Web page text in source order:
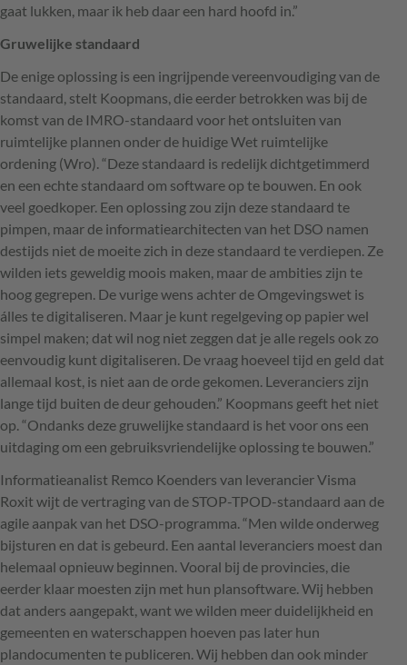
gaat lukken, maar ik heb daar een hard hoofd in.”
Gruwelijke standaard
De enige oplossing is een ingrijpende vereenvoudiging van de
standaard, stelt Koopmans, die eerder betrokken was bij de
komst van de IMRO-standaard voor het ontsluiten van
ruimtelijke plannen onder de huidige Wet ruimtelijke
ordening (Wro). “Deze standaard is redelijk dichtgetimmerd
en een echte standaard om software op te bouwen. En ook
veel goedkoper. Een oplossing zou zijn deze standaard te
pimpen, maar de informatiearchitecten van het DSO namen
destijds niet de moeite zich in deze standaard te verdiepen. Ze
wilden iets geweldig moois maken, maar de ambities zijn te
hoog gegrepen. De vurige wens achter de Omgevingswet is
álles te digitaliseren. Maar je kunt regelgeving op papier wel
simpel maken; dat wil nog niet zeggen dat je alle regels ook zo
eenvoudig kunt digitaliseren. De vraag hoeveel tijd en geld dat
allemaal kost, is niet aan de orde gekomen. Leveranciers zijn
lange tijd buiten de deur gehouden.” Koopmans geeft het niet
op. “Ondanks deze gruwelijke standaard is het voor ons een
uitdaging om een gebruiksvriendelijke oplossing te bouwen.”
Informatieanalist Remco Koenders van leverancier Visma
Roxit wijt de vertraging van de STOP-TPOD-standaard aan de
agile aanpak van het DSO-programma. “Men wilde onderweg
bijsturen en dat is gebeurd. Een aantal leveranciers moest dan
helemaal opnieuw beginnen. Vooral bij de provincies, die
eerder klaar moesten zijn met hun plansoftware. Wij hebben
dat anders aangepakt, want we wilden meer duidelijkheid en
gemeenten en waterschappen hoeven pas later hun
plandocumenten te publiceren. Wij hebben dan ook minder